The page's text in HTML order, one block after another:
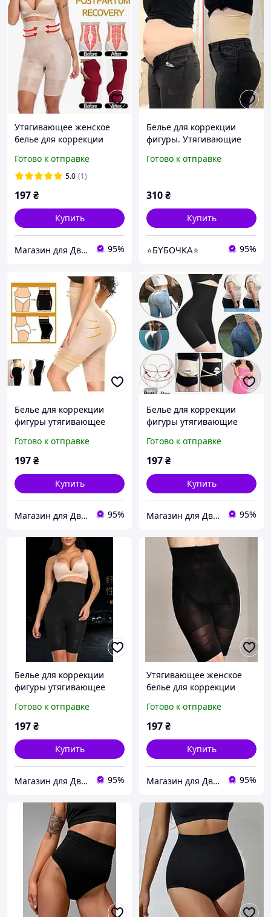
Утягивающее женское
белье для коррекции
бандаж размер ХХХL
телесный
Готово к отправке
5.0 (1)
197₴
Купить
Магазин для Двоих 95%
Белье для коррекции
фигуры. Утягивающие
вставками M телесный
Готово к отправке
310₴
Купить
⭐Б𝖸Б𝖮Ч𝖪𝖠⭐ 95%
Белье для коррекции
фигуры утягивающее
Готово к отправке
197₴
Купить
Магазин для Двоих 95%
Белье для коррекции
фигуры утягивающие
с высокой талией размер
M черный
Готово к отправке
197₴
Купить
Магазин для Двоих 95%
Белье для коррекции
фигуры утягивающее
Готово к отправке
197₴
Купить
Магазин для Двоих 95%
Утягивающее женское
белье для коррекции
бандаж размер ХХХL
черный
Готово к отправке
197₴
Купить
Магазин для Двоих 95%